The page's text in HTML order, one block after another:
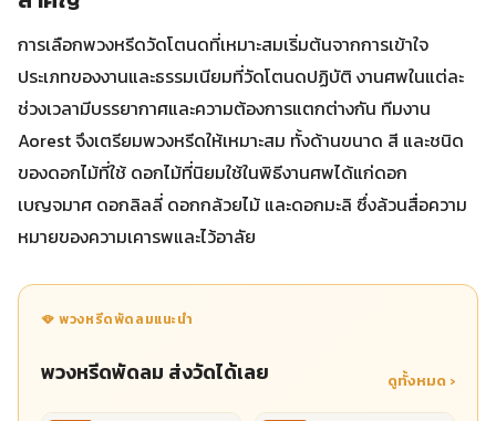
การเลือกพวงหรีดวัดโตนดที่เหมาะสมเริ่มต้นจากการเข้าใจ
ประเภทของงานและธรรมเนียมที่วัดโตนดปฏิบัติ งานศพในแต่ละ
ช่วงเวลามีบรรยากาศและความต้องการแตกต่างกัน ทีมงาน
Aorest จึงเตรียมพวงหรีดให้เหมาะสม ทั้งด้านขนาด สี และชนิด
ของดอกไม้ที่ใช้ ดอกไม้ที่นิยมใช้ในพิธีงานศพได้แก่ดอก
เบญจมาศ ดอกลิลลี่ ดอกกล้วยไม้ และดอกมะลิ ซึ่งล้วนสื่อความ
หมายของความเคารพและไว้อาลัย
🪭 พวงหรีดพัดลมแนะนำ
พวงหรีดพัดลม ส่งวัดได้เลย ดูทั้งหมด ›